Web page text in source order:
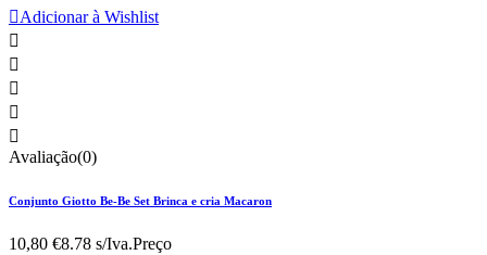
Adicionar à Wishlist





Avaliação(0)
Conjunto Giotto Be-Be Set Brinca e cria Macaron
10,80 €8.78 s/Iva.Preço